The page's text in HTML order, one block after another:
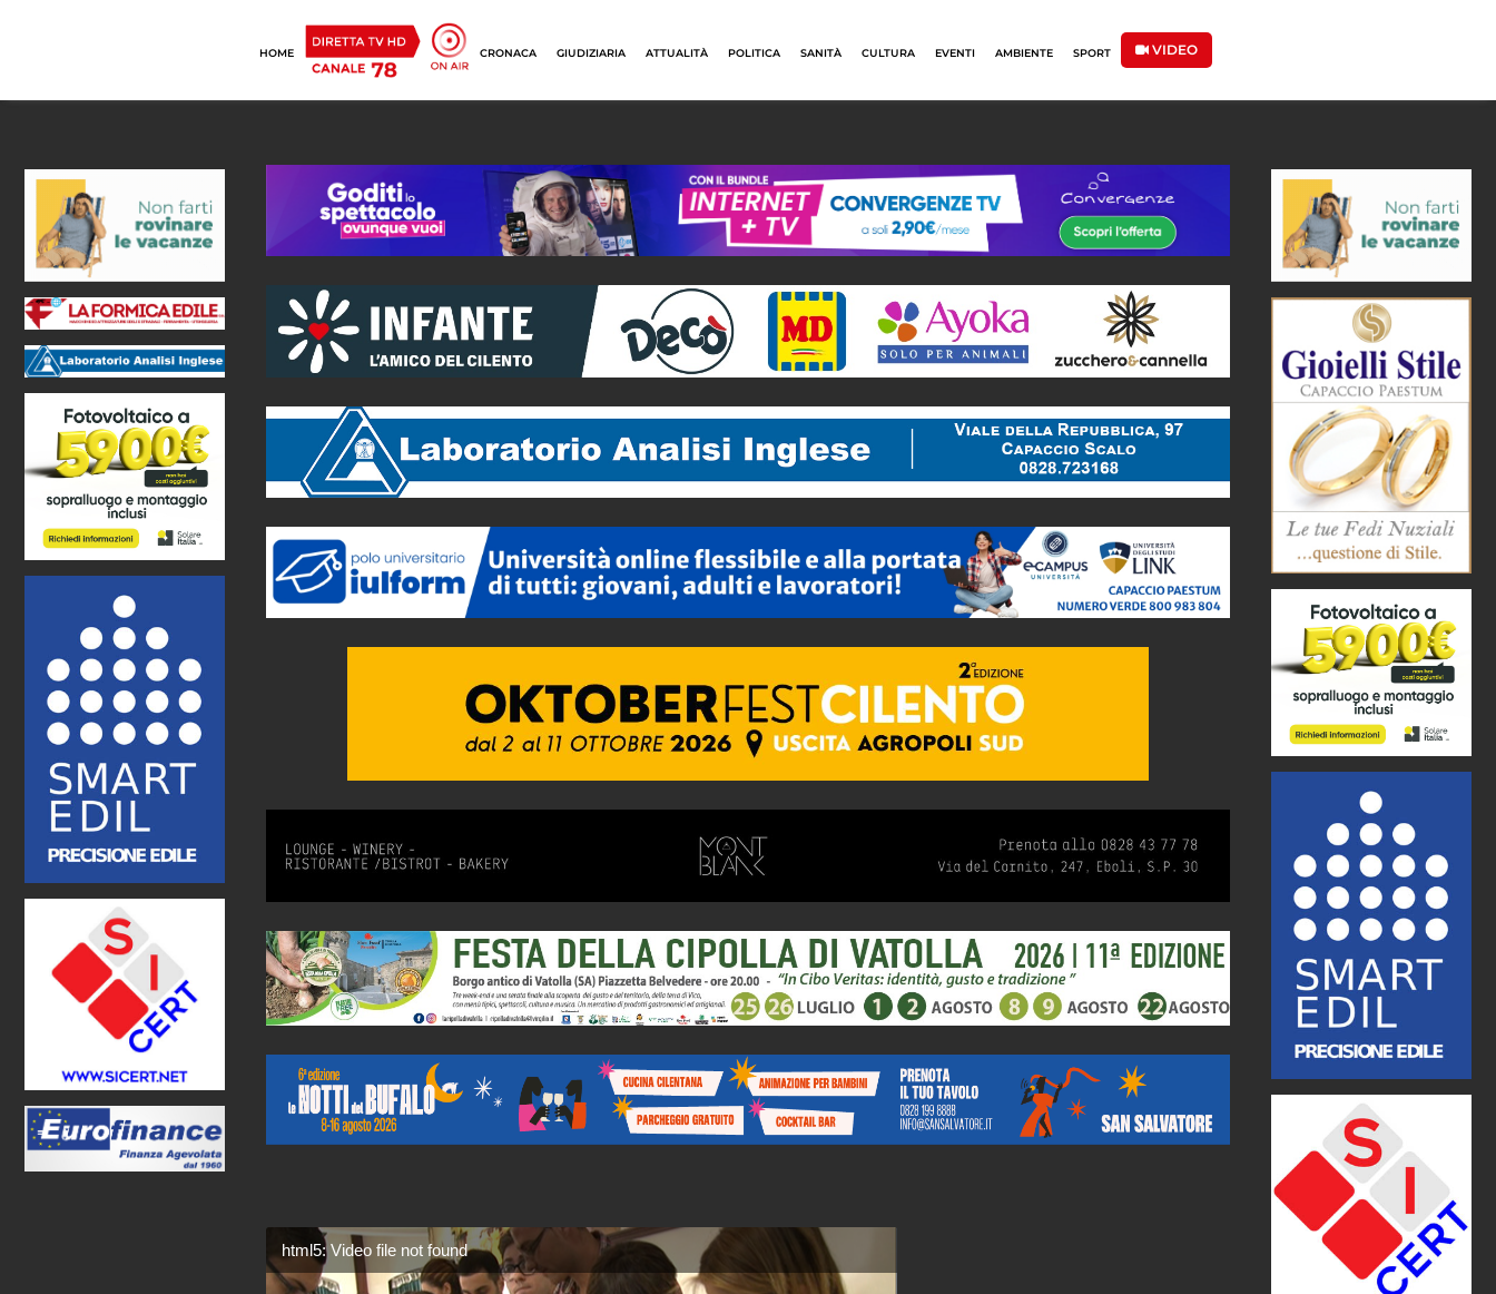
HOME CRONACA GIUDIZIARIA ATTUALITÀ POLITICA SANITÀ CULTURA EVENTI AMBIENTE SPORT VIDEO
html5: Video file not found